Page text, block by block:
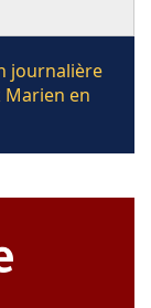
journalière
Marien en